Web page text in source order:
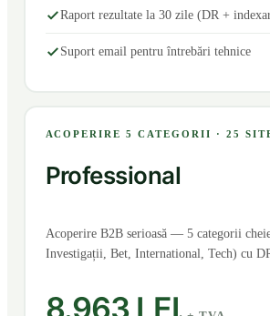
Raport rezultate la 30 zile (DR +
Suport email pentru întrebări tehnice
ACOPERIRE 5 CATEGORII · 25
Professional
Acoperire B2B serioasă — 5 categorii
Investigații, Bet, International, Tech) cu
8.963 LEI